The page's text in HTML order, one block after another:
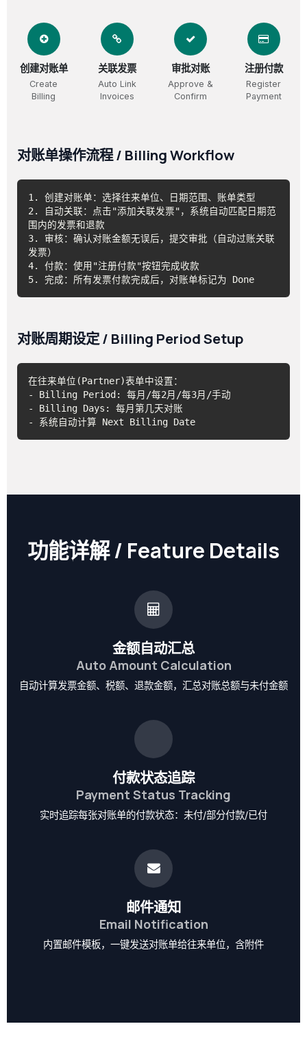
创建对账单
Create
Billing
关联发票
Auto Link
Invoices
审批对账
Approve &
Confirm
注册付款
Register
Payment
对账单操作流程 / Billing Workflow
1. 创建对账单：选择往来单位、日期范围、账单类型
2. 自动关联：点击"添加关联发票"，系统自动匹配日期范
围内的发票和退款
3. 审核：确认对账金额无误后，提交审批（自动过账关联
发票）
4. 付款：使用"注册付款"按钮完成收款
5. 完成：所有发票付款完成后，对账单标记为 Done
对账周期设定 / Billing Period Setup
在往来单位(Partner)表单中设置：
- Billing Period: 每月/每2月/每3月/手动
- Billing Days: 每月第几天对账
- 系统自动计算 Next Billing Date
功能详解 / Feature Details
金额自动汇总
Auto Amount Calculation
自动计算发票金额、税额、退款金额，汇总对账总额与未付金额
付款状态追踪
Payment Status Tracking
实时追踪每张对账单的付款状态：未付/部分付款/已付
邮件通知
Email Notification
内置邮件模板，一键发送对账单给往来单位，含附件